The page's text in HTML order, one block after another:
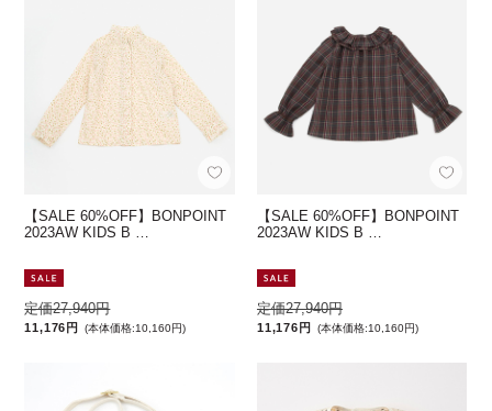
【SALE 60%OFF】BONPOINT
2023AW KIDS B …
定価27,940円
11,176円 (本体価格:10,160円)
【SALE 60%OFF】BONPOINT
2023AW KIDS B …
定価27,940円
11,176円 (本体価格:10,160円)